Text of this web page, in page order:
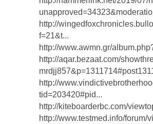
http://
f=21&t...
http://www.awmn.gr/
http://aqar.bezaat.com/
http://
tid=203420#pid...
http://kiteboarderbc.com/
http://www.testmed.info/